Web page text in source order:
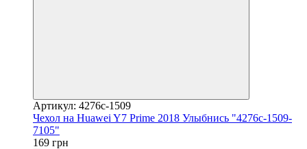
Артикул: 4276c-1509
Чехол на Huawei Y7 Prime 2018 Улыбнись "4276c-1509-
7105"
169 грн